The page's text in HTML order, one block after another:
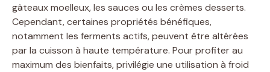
gâteaux moelleux, les sauces ou les crèmes desserts.
Cependant, certaines propriétés bénéfiques,
notamment les ferments actifs, peuvent être altérées
par la cuisson à haute température. Pour profiter au
maximum des bienfaits, privilégie une utilisation à froid